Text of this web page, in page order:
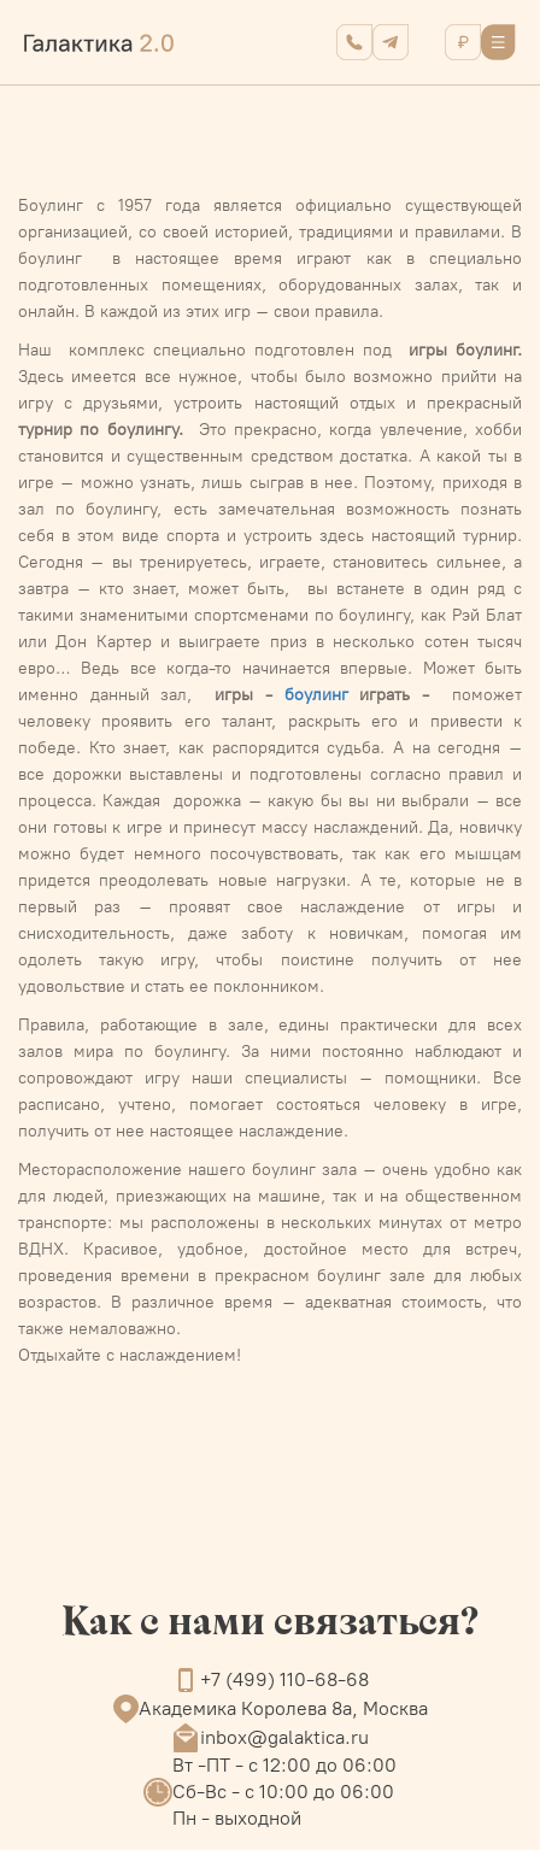
Боулинг с 1957 года является официально существующей
организацией, со своей историей, традициями и правилами. В
боулинг в настоящее время играют как в специально
подготовленных помещениях, оборудованных залах, так и
онлайн. В каждой из этих игр – свои правила.
Наш комплекс специально подготовлен под игры боулинг.
Здесь имеется все нужное, чтобы было возможно прийти на
игру с друзьями, устроить настоящий отдых и прекрасный
турнир по боулингу.
Это прекрасно, когда увлечение, хобби
становится и существенным средством достатка. А какой ты в
игре – можно узнать, лишь сыграв в нее. Поэтому, приходя в
зал по боулингу, есть замечательная возможность познать
себя в этом виде спорта и устроить здесь настоящий турнир.
Сегодня – вы тренируетесь, играете, становитесь сильнее, а
завтра – кто знает, может быть, вы встанете в один ряд с
такими знаменитыми спортсменами по боулингу, как Рэй Блат
или Дон Картер и выиграете приз в несколько сотен тысяч
евро… Ведь все когда-то начинается впервые. Может быть
именно данный зал,
игры - боулингиграть -
поможет
человеку проявить его талант, раскрыть его и привести к
победе. Кто знает, как распорядится судьба. А на сегодня –
все дорожки выставлены и подготовлены согласно правил и
процесса. Каждая дорожка – какую бы вы ни выбрали – все
они готовы к игре и принесут массу наслаждений. Да, новичку
можно будет немного посочувствовать, так как его мышцам
придется преодолевать новые нагрузки. А те, которые не в
первый раз – проявят свое наслаждение от игры и
снисходительность, даже заботу к новичкам, помогая им
одолеть такую игру, чтобы поистине получить от нее
удовольствие и стать ее поклонником.
Правила, работающие в зале, едины практически для всех
залов мира по боулингу. За ними постоянно наблюдают и
сопровождают игру наши специалисты – помощники. Все
расписано, учтено, помогает состояться человеку в игре,
получить от нее настоящее наслаждение.
Месторасположение нашего боулинг зала – очень удобно как
для людей, приезжающих на машине, так и на общественном
транспорте: мы расположены в нескольких минутах от метро
ВДНХ. Красивое, удобное, достойное место для встреч,
проведения времени в прекрасном боулинг зале для любых
возрастов. В различное время – адекватная стоимость, что
также немаловажно.
Отдыхайте с наслаждением!
Как с нами связаться?
+7 (499) 110-68-68
Академика Королева 8а, Москва
inbox@galaktica.ru
Вт -ПТ - с 12:00 до 06:00
Сб-Вс - с 10:00 до 06:00
Пн - выходной